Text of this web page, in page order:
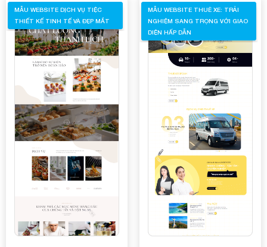
MẪU WEBSITE DỊCH VỤ TIỆC
THIẾT KẾ TINH TẾ VÀ ĐẸP MẮT
MẪU WEBSITE THUÊ XE: TRẢI
NGHIỆM SANG TRỌNG VỚI GIAO
DIỆN HẤP DẪN